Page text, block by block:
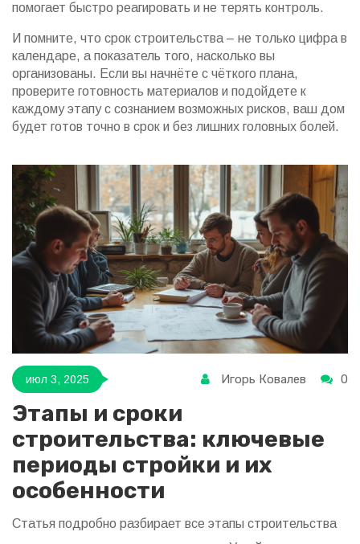
помогает быстро реагировать и не терять контроль.
И помните, что срок строительства – не только цифра в
календаре, а показатель того, насколько вы
организованы. Если вы начнёте с чёткого плана,
проверите готовность материалов и подойдете к
каждому этапу с сознанием возможных рисков, ваш дом
будет готов точно в срок и без лишних головных болей.
июл 3, 2025 Игорь Ковалев 0
Этапы и сроки
строительства: ключевые
периоды стройки и их
особенности
Статья подробно разбирает все этапы строительства